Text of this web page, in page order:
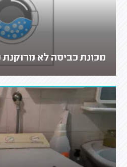
מכונת כביסה לא